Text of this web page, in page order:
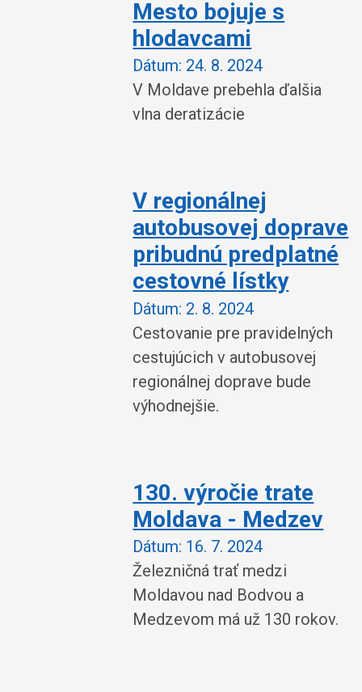
Mesto bojuje s
hlodavcami
Dátum: 24. 8. 2024
V Moldave prebehla ďalšia
vlna deratizácie
V regionálnej
autobusovej doprave
pribudnú predplatné
cestovné lístky
Dátum: 2. 8. 2024
Cestovanie pre pravidelných
cestujúcich v autobusovej
regionálnej doprave bude
výhodnejšie.
130. výročie trate
Moldava - Medzev
Dátum: 16. 7. 2024
Železničná trať medzi
Moldavou nad Bodvou a
Medzevom má už 130 rokov.